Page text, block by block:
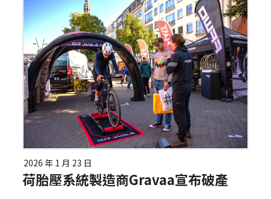
2026 年 1 月 23 日
荷胎壓系統製造商Gravaa宣布破產